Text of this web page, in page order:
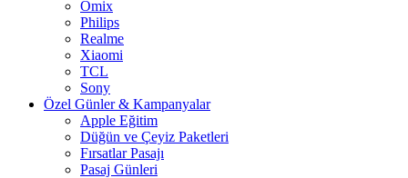
Omix
Philips
Realme
Xiaomi
TCL
Sony
Özel Günler & Kampanyalar
Apple Eğitim
Düğün ve Çeyiz Paketleri
Fırsatlar Pasajı
Pasaj Günleri